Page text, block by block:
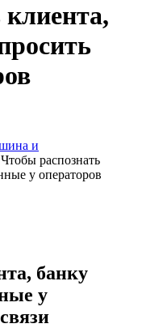
и
Чтобы распознать
у операторов
банку
у